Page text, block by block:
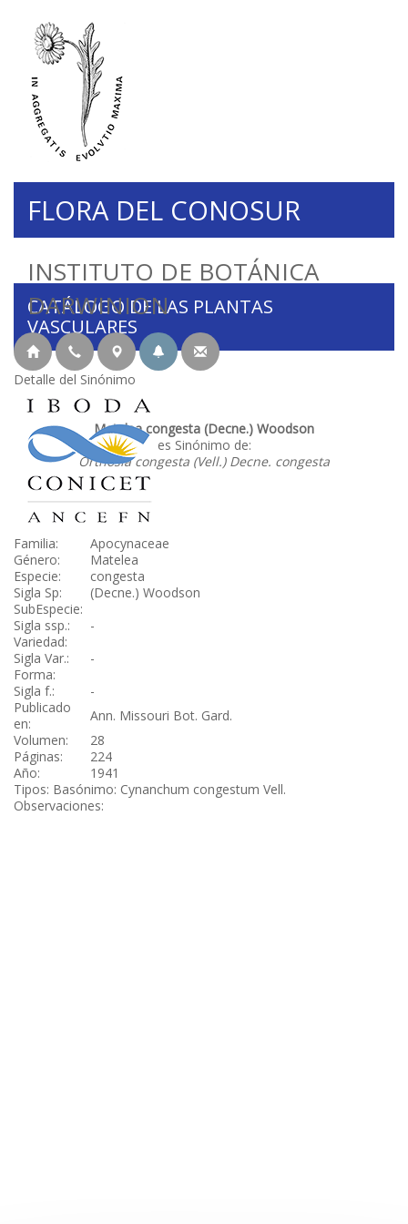
INSTITUTO DE BOTÁNICA
DARWINION
FLORA DEL CONOSUR
CATÁLOGO DE LAS PLANTAS
VASCULARES
Detalle del Sinónimo
Matelea congesta (Decne.) Woodson
es Sinónimo de:
Orthosia congesta (Vell.) Decne. congesta
Familia:
Apocynaceae
Género:
Matelea
Especie:
congesta
Sigla Sp:
(Decne.) Woodson
SubEspecie:
Sigla ssp.:
-
Variedad:
Sigla Var.:
-
Forma:
Sigla f.:
-
Publicado
en:
Ann. Missouri Bot. Gard.
Volumen:
28
Páginas:
224
Año:
1941
Tipos: Basónimo: Cynanchum congestum Vell.
Observaciones: